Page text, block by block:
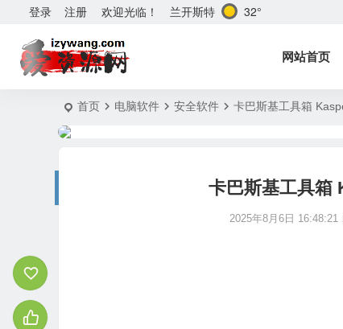
欢迎光临！
登录 注册 兰开斯特 32°
网站首页
首页 电脑软件 安全软件 卡巴斯基工具箱
卡巴斯基工具箱
2025年8月6日 16:48:21